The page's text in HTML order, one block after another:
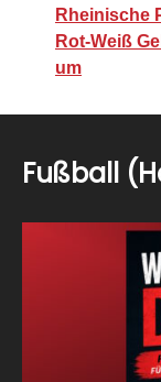
Rheinische
Rot-Weiß
um
Fußball